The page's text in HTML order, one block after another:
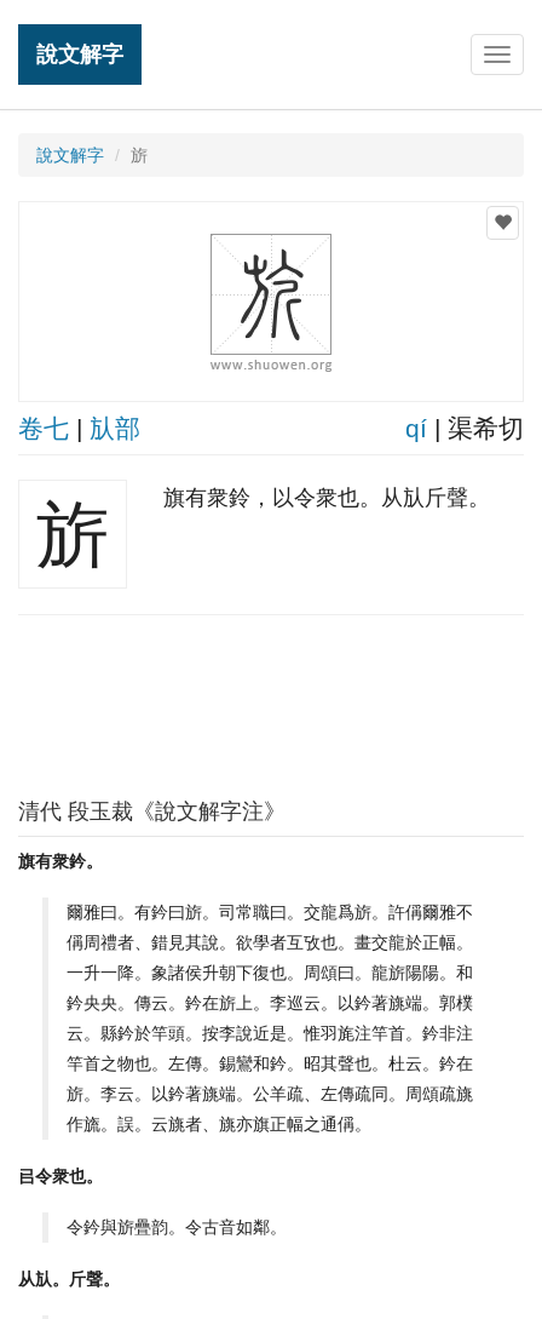
說文解字
說文解字 旂
卷七 | 㫃部 qí | 渠希切
旂 旗有衆鈴，以令衆也。从㫃斤聲。
清代 段玉裁《說文解字注》
旗有衆鈐。
爾雅曰。有鈐曰旂。司常職曰。交龍爲旂。許偁爾雅不
偁周禮者、錯見其說。欲學者互攷也。畫交龍於正幅。
一升一降。象諸侯升朝下復也。周頌曰。龍旂陽陽。和
鈐央央。傳云。鈐在旂上。李巡云。以鈐著旐端。郭樸
云。縣鈐於竿頭。按李說近是。惟羽旄注竿首。鈐非注
竿首之物也。左傳。錫鸞和鈐。昭其聲也。杜云。鈐在
旂。李云。以鈐著旐端。公羊疏、左傳疏同。周頌疏旐
作旒。誤。云旐者、旐亦旗正幅之通偁。
㠯令衆也。
令鈐與旂疊韵。令古音如鄰。
从㫃。斤聲。